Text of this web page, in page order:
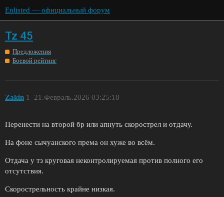
Enlisted — официальный форум
Tz 45
Предложения
Боевой рейтинг
Zakin 21.Февраль.2026 03:25:18
1
Перенести на второй бр или апнуть скорострел и отдачу.
На фоне сычуанского према он хуже во всём.
Отдача у тз круговая неконтролируемая против полного его
отсутствия.
Скорострельность крайне низкая.